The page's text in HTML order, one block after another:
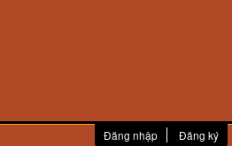
Đăng nhập Đăng ký